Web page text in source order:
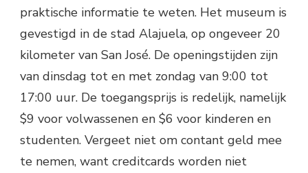
praktische informatie te weten. Het museum is
gevestigd in de stad Alajuela, op ongeveer 20
kilometer van San José. De openingstijden zijn
van dinsdag tot en met zondag van 9:00 tot
17:00 uur. De toegangsprijs is redelijk, namelijk
$9 voor volwassenen en $6 voor kinderen en
studenten. Vergeet niet om contant geld mee
te nemen, want creditcards worden niet